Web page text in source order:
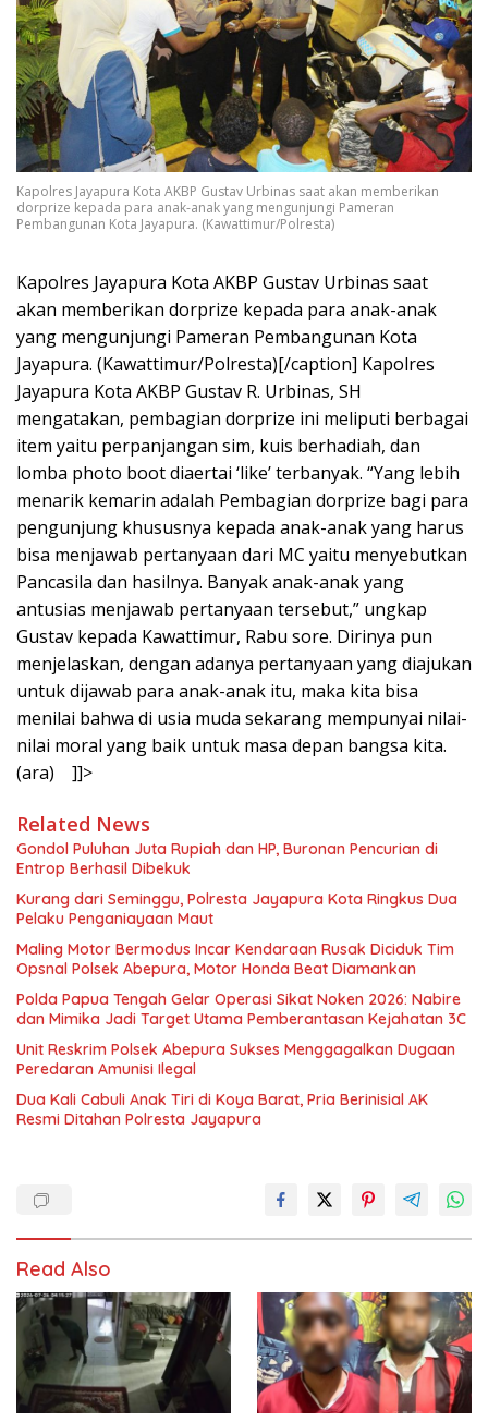
Kapolres Jayapura Kota AKBP Gustav Urbinas saat akan memberikan
dorprize kepada para anak-anak yang mengunjungi Pameran
Pembangunan Kota Jayapura. (Kawattimur/Polresta)
Kapolres Jayapura Kota AKBP Gustav Urbinas saat
akan memberikan dorprize kepada para anak-anak
yang mengunjungi Pameran Pembangunan Kota
Jayapura. (Kawattimur/Polresta)[/caption] Kapolres
Jayapura Kota AKBP Gustav R. Urbinas, SH
mengatakan, pembagian dorprize ini meliputi berbagai
item yaitu perpanjangan sim, kuis berhadiah, dan
lomba photo boot diaertai ‘like’ terbanyak. “Yang lebih
menarik kemarin adalah Pembagian dorprize bagi para
pengunjung khususnya kepada anak-anak yang harus
bisa menjawab pertanyaan dari MC yaitu menyebutkan
Pancasila dan hasilnya. Banyak anak-anak yang
antusias menjawab pertanyaan tersebut,” ungkap
Gustav kepada Kawattimur, Rabu sore. Dirinya pun
menjelaskan, dengan adanya pertanyaan yang diajukan
untuk dijawab para anak-anak itu, maka kita bisa
menilai bahwa di usia muda sekarang mempunyai nilai-
nilai moral yang baik untuk masa depan bangsa kita.
(ara) ]]>
Related News
Gondol Puluhan Juta Rupiah dan HP, Buronan Pencurian di
Entrop Berhasil Dibekuk
Kurang dari Seminggu, Polresta Jayapura Kota Ringkus Dua
Pelaku Penganiayaan Maut
Maling Motor Bermodus Incar Kendaraan Rusak Diciduk Tim
Opsnal Polsek Abepura, Motor Honda Beat Diamankan
Polda Papua Tengah Gelar Operasi Sikat Noken 2026: Nabire
dan Mimika Jadi Target Utama Pemberantasan Kejahatan 3C
Unit Reskrim Polsek Abepura Sukses Menggagalkan Dugaan
Peredaran Amunisi Ilegal
Dua Kali Cabuli Anak Tiri di Koya Barat, Pria Berinisial AK
Resmi Ditahan Polresta Jayapura
Read Also